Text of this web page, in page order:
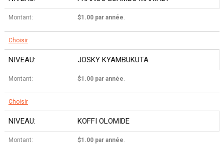
$1.00 par année.
Choisir
JOSKY KYAMBUKUTA
$1.00 par année.
Choisir
KOFFI OLOMIDE
$1.00 par année.